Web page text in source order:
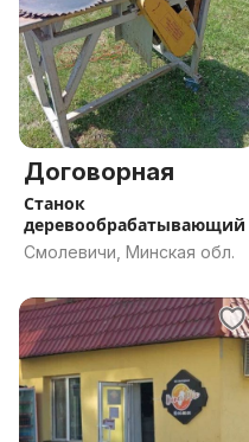
Договорная
Станок
деревообрабатывающий
Смолевичи, Минская обл.